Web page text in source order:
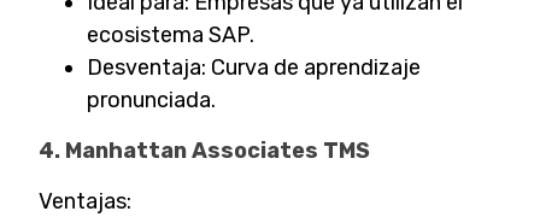
ecosistema SAP.
Desventaja: Curva de aprendizaje
pronunciada.
4. Manhattan Associates TMS
Ventajas: